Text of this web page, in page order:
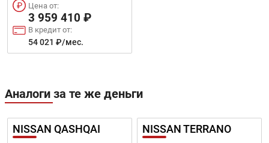
Цена от:
3 959 410 ₽
В кредит от:
54 021 ₽/мес.
Аналоги за те же деньги
NISSAN QASHQAI NISSAN TERRANO